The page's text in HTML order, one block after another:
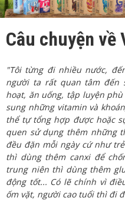
Câu chuyện về
"Tôi từng đi nhiều nước,
người ta rất quan tâm đến
hoạt, ăn uống, tập luyện
sung những vitamin và
thể tự tổng hợp được hoặc
quen sử dụng thêm những
đều đặn mỗi ngày cứ như
thì dùng thêm canxi để
trung niên thì dùng thêm
động tốt... Có lẽ chính vì
ốm vặt, người cao tuổi thì đi